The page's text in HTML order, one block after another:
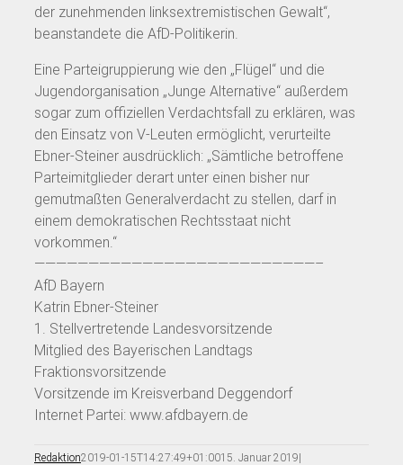
der zunehmenden linksextremistischen Gewalt“,
beanstandete die AfD-Politikerin.
Eine Parteigruppierung wie den „Flügel“ und die
Jugendorganisation „Junge Alternative“ außerdem
sogar zum offiziellen Verdachtsfall zu erklären, was
den Einsatz von V-Leuten ermöglicht, verurteilte
Ebner-Steiner ausdrücklich: „Sämtliche betroffene
Parteimitglieder derart unter einen bisher nur
gemutmaßten Generalverdacht zu stellen, darf in
einem demokratischen Rechtsstaat nicht
vorkommen.“
——————————————————————————–
AfD Bayern
Katrin Ebner-Steiner
1. Stellvertretende Landesvorsitzende
Mitglied des Bayerischen Landtags
Fraktionsvorsitzende
Vorsitzende im Kreisverband Deggendorf
Internet Partei: www.afdbayern.de
Redaktion2019-01-15T14:27:49+01:0015. Januar 2019|